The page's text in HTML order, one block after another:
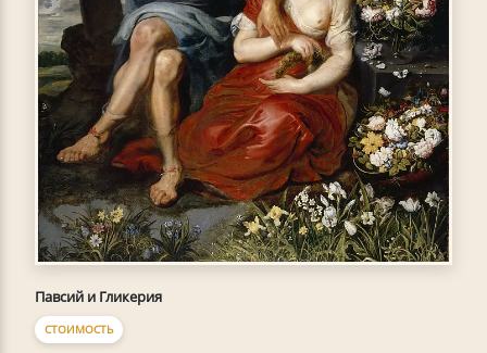
Павсий и Гликерия
СТОИМОСТЬ